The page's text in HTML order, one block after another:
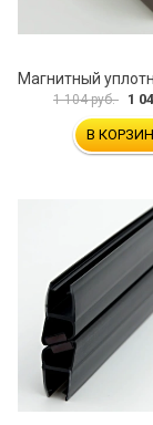
1 104 руб. 1
В